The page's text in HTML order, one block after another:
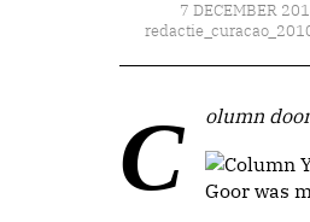
7 DECEMBER
Column
Goor was